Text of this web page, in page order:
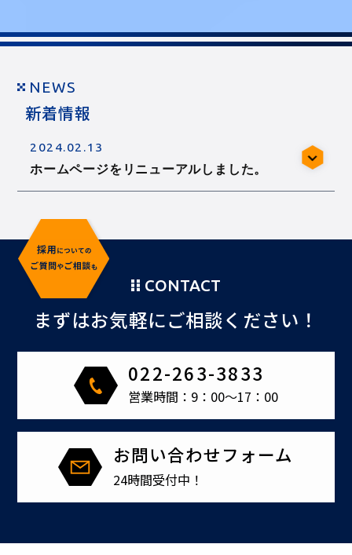
NEWS
新着情報
2024.02.13
ホームページをリニューアルしました。
CONTACT
まずはお気軽にご相談ください！
022-263-3833
営業時間：9：00～17：00
お問い合わせフォーム
24時間受付中！